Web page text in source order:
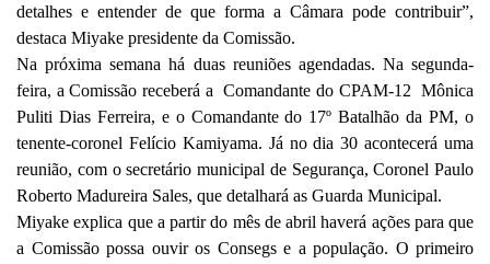
detalhes e entender de que forma a Câmara pode contribuir”,
destaca Miyake presidente da Comissão.
Na próxima semana há duas reuniões agendadas. Na segunda-
feira, a Comissão receberá a Comandante do CPAM-12 Mônica
Puliti Dias Ferreira, e o Comandante do 17º Batalhão da PM, o
tenente-coronel Felício Kamiyama. Já no dia 30 acontecerá uma
reunião, com o secretário municipal de Segurança, Coronel Paulo
Roberto Madureira Sales, que detalhará as Guarda Municipal.
Miyake explica que a partir do mês de abril haverá ações para que
a Comissão possa ouvir os Consegs e a população. O primeiro